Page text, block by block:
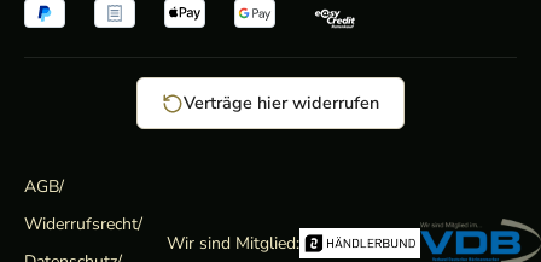
Verträge hier widerrufen
AGB/
Widerrufsrecht/
Wir sind Mitglied: